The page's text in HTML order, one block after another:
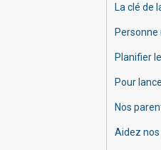
La clé de
Personne
Planifier
Pour
Nos
Aidez